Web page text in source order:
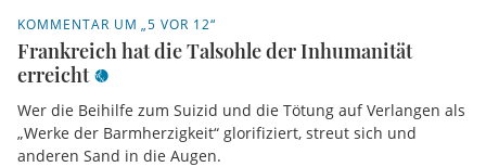
KOMMENTAR UM „5 VOR 12“
Frankreich hat die Talsohle der Inhumanität
erreicht
Wer die Beihilfe zum Suizid und die Tötung auf Verlangen als
„Werke der Barmherzigkeit“ glorifiziert, streut sich und
anderen Sand in die Augen.